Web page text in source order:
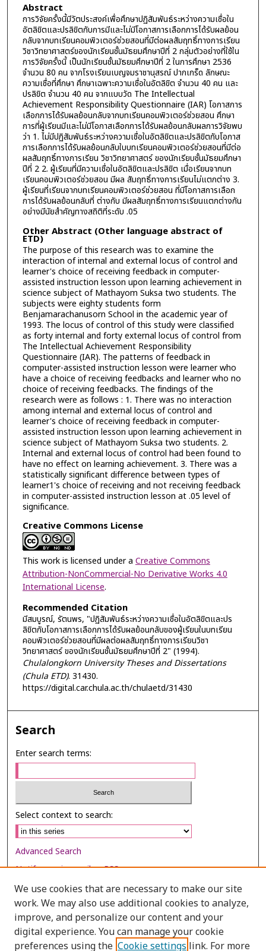
Abstract
การวิจัยครั้งนี้มีวัตประสงค์เพื่อศึกษาปฏิสัมพันธ์ระหว่างความเชื่อใน
อัตลิขิตและปรลิขิตกับการมีและไม่มีโอกาสการเลือกการได้รับผลย้อน
กลับจากบทเรียนคอมพิวเตอร์ช่วยสอนที่มีต่อผลสัมฤทธิ์ทางการเรียน
วิชาวิทยาศาสตร์ของนักเรียนชั้นมัธยมศึกษาปีที่ 2 กลุ่มตัวอย่างที่ใช้ใน
การวิจัยครั้งนี้ เป็นนักเรียนชั้นมัธยมศึกษาปีที่ 2 ในการศึกษา 2536
จำนวน 80 คน จากโรงเรียนเบญจมราชานุสรณ์ ปากเกร็ด ลักษณะ
ความเชื่อที่ศึกษา ศึกษาเฉพาะความเชื่อในอัตลิขิต จำนวน 40 คน และ
ปรลิขิต จำนวน 40 คน จากแบบวัด The Intellectual
Achievement Responsibility Questionnaire (IAR) โอกาสการ
เลือกการได้รับผลย้อนกลับจากบทเรียนคอมพิวเตอร์ช่วยสอน ศึกษา
การที่ผู้เรียนมีและไม่มีโอกาสเลือกการได้รับผลย้อนกลับผลการวิจัยพบ
ว่า 1. ไม่มีปฏิสัมพันธ์ระหว่างความเชื่อในอัตลิขิตและปรลิขิตกับโอกาส
การเลือกการได้รับผลย้อนกลับใบบทเรียนคอมพิวเตอร์ช่วยสอนที่มีต่อ
ผลสัมฤทธิ์ทางการเรียน วิชาวิทยาศาสตร์ ของนักเรียบชั้นมัธยมศึกษา
ปีที่ 2 2. ผู้เรียนที่มีความเชื่อในอัตลิขิตและปรลิขิต เมื่อเรียนจากบท
เรียนคอมพิวเตอร์ช่วยสอน มีผล สัมฤทธิ์ทางการเรียนไม่แตกต่าง 3.
ผู้เรียนที่เรียนจากบทเรียนคอมพิวเตอร์ช่วยสอน ที่มีโอกาสการเลือก
การได้รับผลย้อนกลับที่ ต่างกับ มีผลสัมฤทธิ์ทางการเรียนแตกต่างกัน
อย่างมีนัยสำคัญทางสถิติที่ระดับ .05
Other Abstract (Other language abstract of
ETD)
The purpose of this research was to examine the
interaction of internal and external locus of control and
learner's choice of receiving feedback in computer-
assisted instruction lesson upon learning achievement in
science subject of Mathayom Suksa two students. The
subjects were eighty students form
Benjamarachanusorn School in the academic year of
1993. The locus of control of this study were classified
as forty internal and forty external locus of control from
The Intellectual Achievement Responsibility
Questionnaire (IAR). The patterns of feedback in
computer-assisted instruction lesson were learner who
have a choice of receiving feedbacks and learner who no
choice of receiving feedbacks. The findings of the
research were as follows : 1. There was no interaction
among internal and external locus of control and
learner's choice of receiving feedback in computer-
assisted instruction lesson upon learning achievement in
science subject of Mathayom Suksa two students. 2.
Internal and external locus of control had been found to
have no effect on learning achievement. 3. There was a
statistically significant difference between types of
learner1's choice of receiving and not receiving feedback
in computer-assisted instruction lesson at .05 level of
significance.
Creative Commons License
This work is licensed under a Creative Commons
Attribution-NonCommercial-No Derivative Works 4.0
International License.
Recommended Citation
มีสมบูรณ์, รัตนพร, "ปฏิสัมพันธ์ระหว่างความเชื่อในอัตลิขิตและปร
ลิขิตกับโอกาสการเลือกการได้รับผลย้อนกลับของผู้เรียนในบทเรียน
คอมพิวเตอร์ช่วยสอนที่มีผลต่อผลสัมฤทธิ์ทางการเรียนวิชา
วิทยาศาสตร์ ของนักเรียนชั้นมัธยมศึกษาปีที่ 2" (1994).
Chulalongkorn University Theses and Dissertations
(Chula ETD). 31430.
https://digital.car.chula.ac.th/chulaetd/31430
Search
Enter search terms:
Select context to search:
Advanced Search
Notify me via email orRSS
Browse
Collections
Disciplines
We use cookies that are necessary to make our site
work. We may also use additional cookies to analyze,
improve, and personalize our content and your
digital experience. You can manage your cookie
preferences using the Cookie settings link. For more